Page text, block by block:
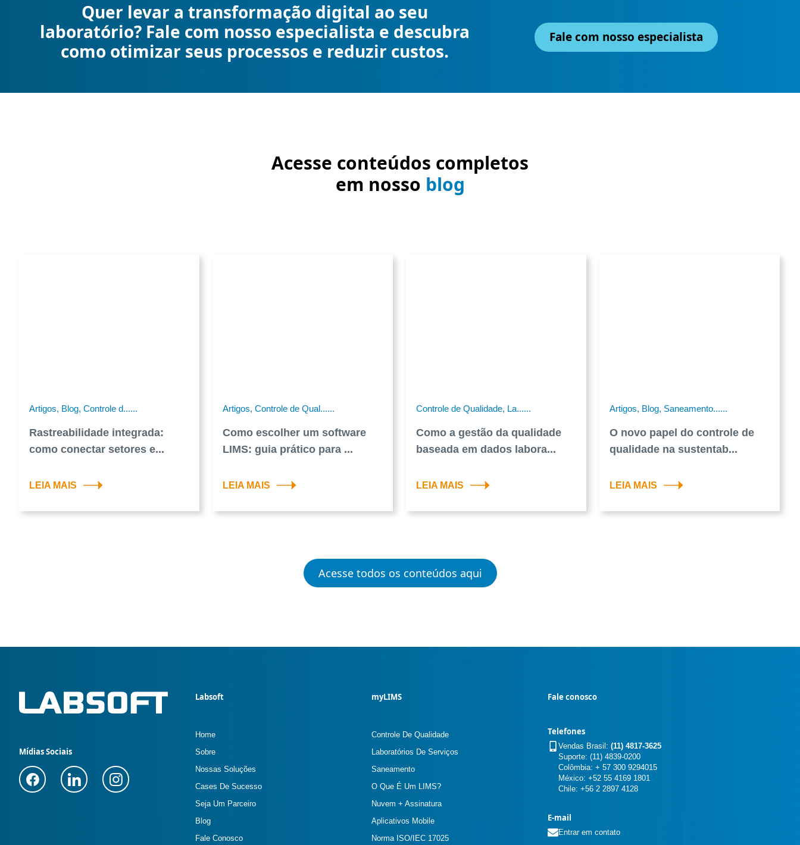
Quer levar a transformação digital ao seu
laboratório? Fale com nosso especialista e descubra
como otimizar seus processos e reduzir custos.
Fale com nosso especialista
Acesse conteúdos completos
em nosso blog
Artigos, Blog, Controle d......
Rastreabilidade integrada:
como conectar setores e...
LEIA MAIS
Artigos, Controle de Qual......
Como escolher um software
LIMS: guia prático para ...
LEIA MAIS
Controle de Qualidade, La......
Como a gestão da qualidade
baseada em dados labora...
LEIA MAIS
Artigos, Blog, Saneamento......
O novo papel do controle de
qualidade na sustentab...
LEIA MAIS
Acesse todos os conteúdos aqui
Mídias Sociais
Labsoft
Home
Sobre
Nossas Soluções
Cases De Sucesso
Seja Um Parceiro
Blog
Fale Conosco
myLIMS
Controle De Qualidade
Laboratórios De Serviços
Saneamento
O Que É Um LIMS?
Nuvem + Assinatura
Aplicativos Mobile
Norma ISO/IEC 17025
Fale conosco
Telefones
Vendas Brasil: (11) 4817-3625
Suporte: (11) 4839-0200
Colômbia: + 57 300 9294015
México: +52 55 4169 1801
Chile: +56 2 2897 4128
E-mail
Entrar em contato